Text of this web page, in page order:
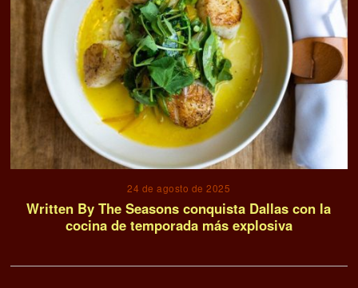
24 de agosto de 2025
Written By The Seasons conquista Dallas con la
cocina de temporada más explosiva